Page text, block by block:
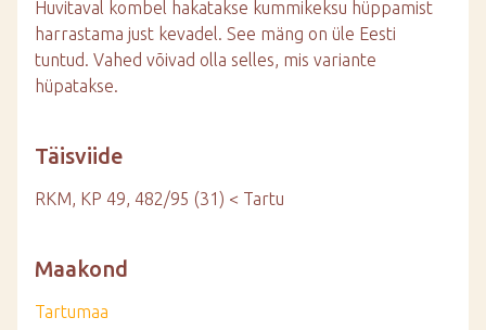
Huvitaval kombel hakatakse kummikeksu hüppamist
harrastama just kevadel. See mäng on üle Eesti
tuntud. Vahed võivad olla selles, mis variante
hüpatakse.
Täisviide
RKM, KP 49, 482/95 (31) < Tartu
Maakond
Tartumaa